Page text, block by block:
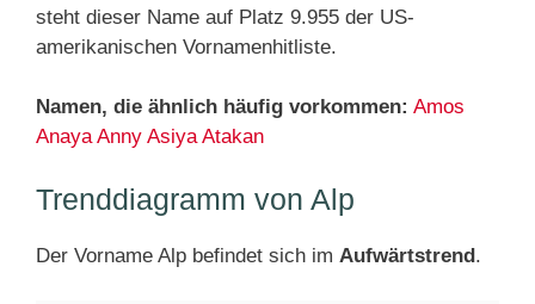
steht dieser Name auf Platz 9.955 der US-
amerikanischen Vornamenhitliste.
Namen, die ähnlich häufig vorkommen: Amos
Anaya Anny Asiya Atakan
Trenddiagramm von Alp
Der Vorname Alp befindet sich im Aufwärtstrend.